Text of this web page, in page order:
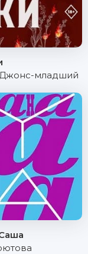
младший